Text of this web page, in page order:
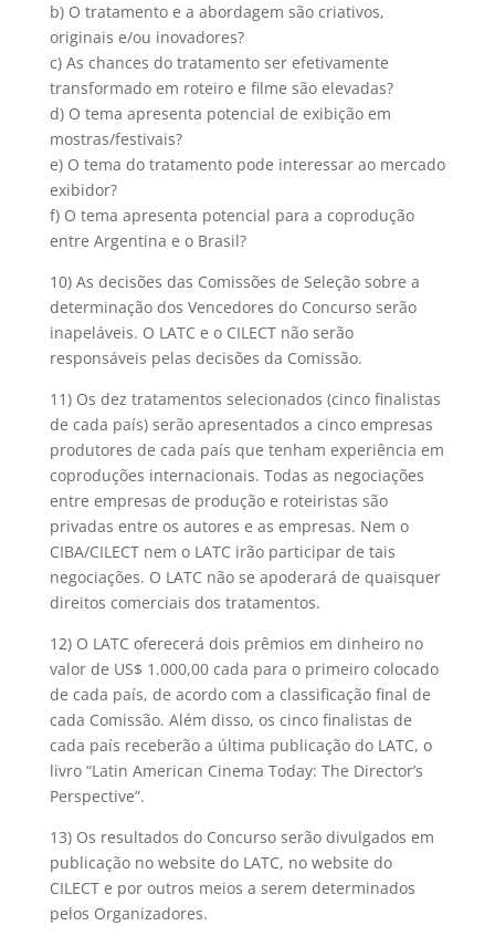
b) O tratamento e a abordagem são criativos,
originais e/ou inovadores?
c) As chances do tratamento ser efetivamente
transformado em roteiro e filme são elevadas?
d) O tema apresenta potencial de exibição em
mostras/festivais?
e) O tema do tratamento pode interessar ao mercado
exibidor?
f) O tema apresenta potencial para a coprodução
entre Argentina e o Brasil?
10) As decisões das Comissões de Seleção sobre a
determinação dos Vencedores do Concurso serão
inapeláveis. O LATC e o CILECT não serão
responsáveis pelas decisões da Comissão.
11) Os dez tratamentos selecionados (cinco finalistas
de cada país) serão apresentados a cinco empresas
produtores de cada país que tenham experiência em
coproduções internacionais. Todas as negociações
entre empresas de produção e roteiristas são
privadas entre os autores e as empresas. Nem o
CIBA/CILECT nem o LATC irão participar de tais
negociações. O LATC não se apoderará de quaisquer
direitos comerciais dos tratamentos.
12) O LATC oferecerá dois prêmios em dinheiro no
valor de US$ 1.000,00 cada para o primeiro colocado
de cada país, de acordo com a classificação final de
cada Comissão. Além disso, os cinco finalistas de
cada país receberão a última publicação do LATC, o
livro “Latin American Cinema Today: The Director’s
Perspective”.
13) Os resultados do Concurso serão divulgados em
publicação no website do LATC, no website do
CILECT e por outros meios a serem determinados
pelos Organizadores.